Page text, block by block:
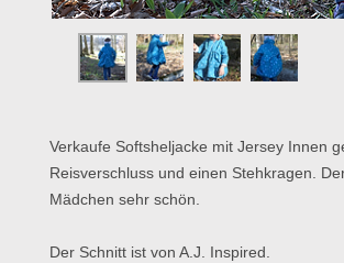
Verkaufe Softsheljacke mit Jersey Innen
Reisverschluss und einen Stehkragen.
Mädchen sehr schön.
Der Schnitt ist von A.J. Inspired.